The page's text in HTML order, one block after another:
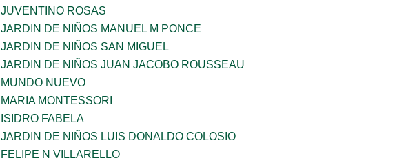
JUVENTINO ROSAS
JARDIN DE NIÑOS MANUEL M PONCE
JARDIN DE NIÑOS SAN MIGUEL
JARDIN DE NIÑOS JUAN JACOBO ROUSSEAU
MUNDO NUEVO
MARIA MONTESSORI
ISIDRO FABELA
JARDIN DE NIÑOS LUIS DONALDO COLOSIO
FELIPE N VILLARELLO